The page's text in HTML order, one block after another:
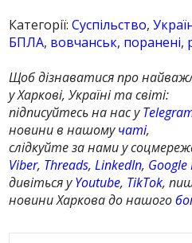
Категорії:Суспільство,
БПЛА, вовчанськ, поранені,
Щоб дізнаватися про
у Харкові, Україні та світі:
підписуйтесь на нас у
новини в нашомучаті,
слідкуйте за нами у
Viber, Threads,LinkedIn, Google
дивіться уYoutube, TikTok,
новини Харкова до нашого